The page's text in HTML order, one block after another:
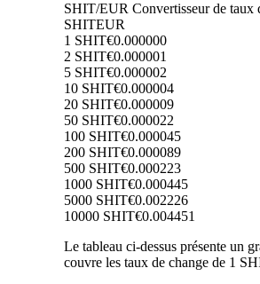
SHIT/EUR Convertisseur de taux
SHITEUR
1 SHIT€0.000000
2 SHIT€0.000001
5 SHIT€0.000002
10 SHIT€0.000004
20 SHIT€0.000009
50 SHIT€0.000022
100 SHIT€0.000045
200 SHIT€0.000089
500 SHIT€0.000223
1000 SHIT€0.000445
5000 SHIT€0.002226
10000 SHIT€0.004451
Le tableau ci-dessus présente un
couvre les taux de change de 1